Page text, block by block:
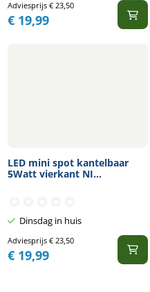
Adviesprijs €23,50
€19,99
LED mini spot kantelbaar
5Watt vierkant NI...
Dinsdag in huis
Adviesprijs €23,50
€19,99